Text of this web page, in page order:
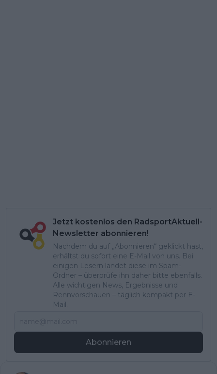
Jetzt kostenlos den RadsportAktuell-
Newsletter abonnieren!
Nachdem du auf „Abonnieren“ geklickt hast,
erhältst du sofort eine E-Mail von uns. Bei
einigen Lesern landet diese im Spam-
Ordner – überprüfe ihn daher bitte ebenfalls.
Alle wichtigen News, Ergebnisse und
Rennvorschauen – täglich kompakt per E-
Mail.
Abonnieren